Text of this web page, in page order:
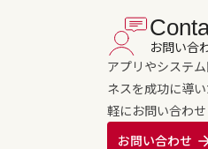
お問い合
アプリやシステ
ネスを成功に導
軽にお問い合わせ
お問い合わせ